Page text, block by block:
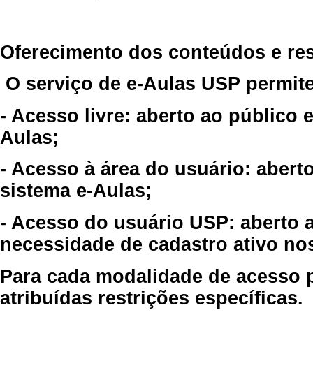
Oferecimento dos conteúdos e
O serviço de e-Aulas USP
- Acesso livre: aberto ao público
Aulas;
- Acesso à área do usuário:
sistema e-Aulas;
- Acesso do usuário USP: aberto
necessidade de cadastro ativo
Para cada modalidade de
atribuídas restrições específicas.